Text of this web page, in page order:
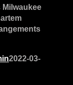
Milwaukee
2022-03-